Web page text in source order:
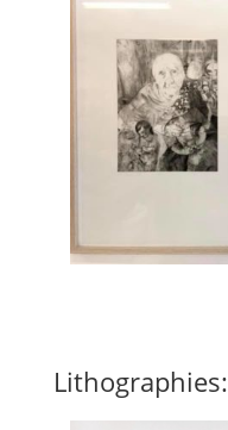
Lithographies: